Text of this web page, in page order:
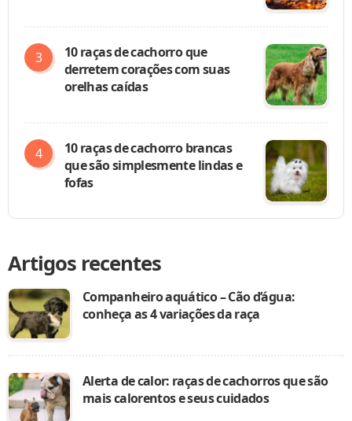
10 raças de cachorro que
derretem corações com suas
orelhas caídas
10 raças de cachorro brancas
que são simplesmente lindas e
fofas
Artigos recentes
Companheiro aquático – Cão d’água:
conheça as 4 variações da raça
Alerta de calor: raças de cachorros que são
mais calorentos e seus cuidados